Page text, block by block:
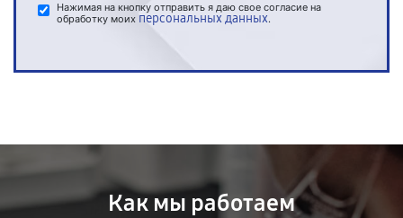
Нажимая на кнопку отправить я даю свое согласие на
обработку моих персональных данных.
Как мы работаем